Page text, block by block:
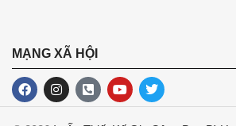
MẠNG XÃ HỘI